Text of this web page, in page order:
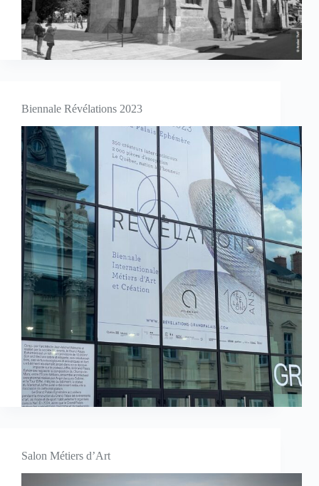
Biennale Révélations 2023
Salon Métiers d’Art